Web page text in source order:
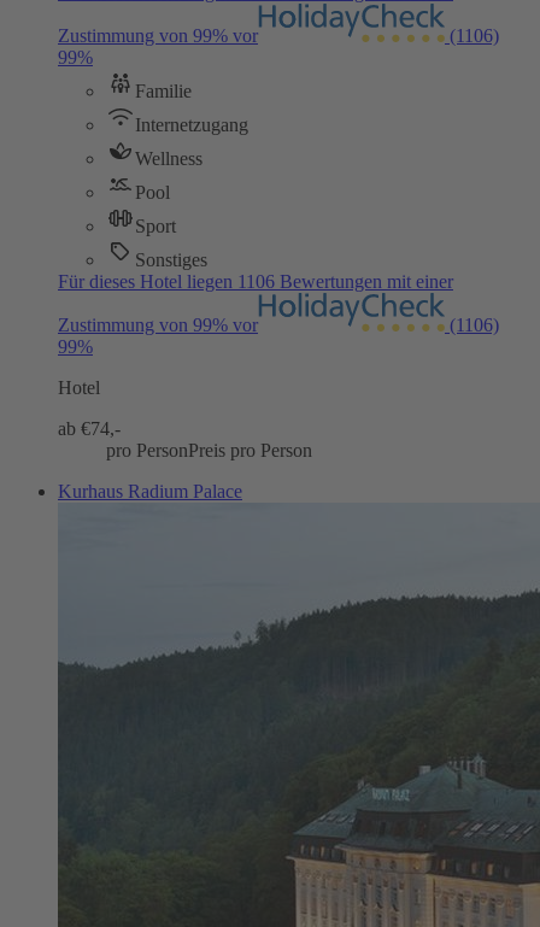
Zustimmung von 99% vor
(1106)
99%
Familie
Internetzugang
Wellness
Pool
Sport
Sonstiges
Für dieses Hotel liegen 1106 Bewertungen mit einer
Zustimmung von 99% vor
(1106)
99%
Hotel
ab €74,-
pro PersonPreis pro Person
Kurhaus Radium Palace